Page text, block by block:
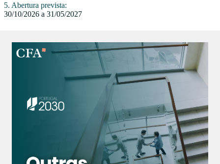
5. Abertura prevista:
30/10/2026 a 31/05/2027